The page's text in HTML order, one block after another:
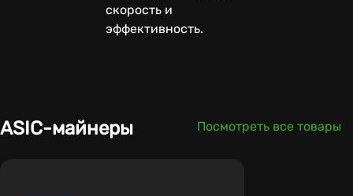
скорость и
эффективность.
ASIC-майнеры Посмотреть все товары